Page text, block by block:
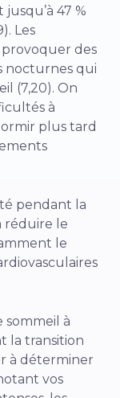
47 %
Les
des
nocturnes qui
(7,20). On
à
plus tard
pendant la
réduire le
le
sommeil à
la transition
à déterminer
vos